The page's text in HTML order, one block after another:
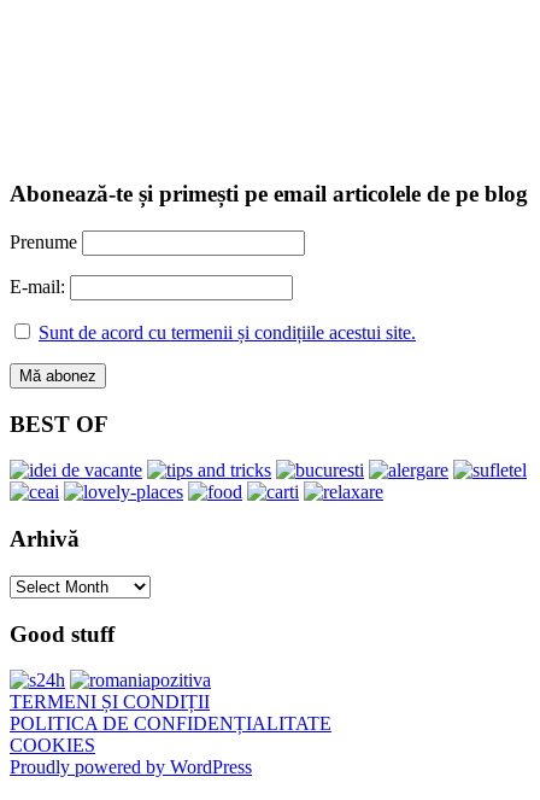
Abonează-te și primești pe email articolele de pe blog
Prenume
E-mail:
Sunt de acord cu termenii și condițiile acestui site.
BEST OF
Arhivă
Arhivă
Good stuff
TERMENI ȘI CONDIȚII
POLITICA DE CONFIDENȚIALITATE
COOKIES
Proudly powered by WordPress